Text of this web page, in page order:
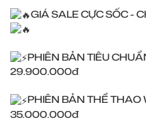
GIÁ SALE CỰC SỐC -
PHIÊN BẢN TIÊU
29.900.000đ
PHIÊN BẢN THỂ THAO
35.000.000đ